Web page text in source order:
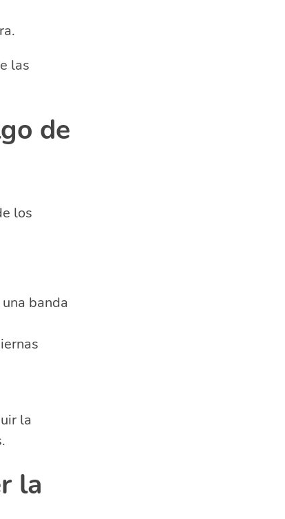
las
de
los
banda
la
la